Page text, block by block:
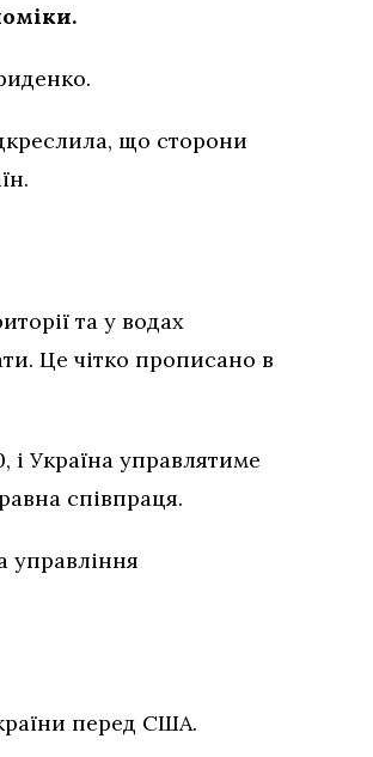
що сторони
та у водах
Це чітко прописано в
і Україна управлятиме
співпраця.
управління
перед США.